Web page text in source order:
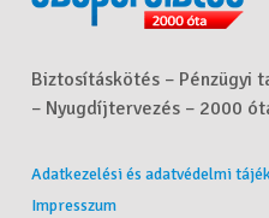
Biztosításkötés – Pénzügyi
– Nyugdíjtervezés – 2000
Adatkezelési és adatvédelmi
Impresszum